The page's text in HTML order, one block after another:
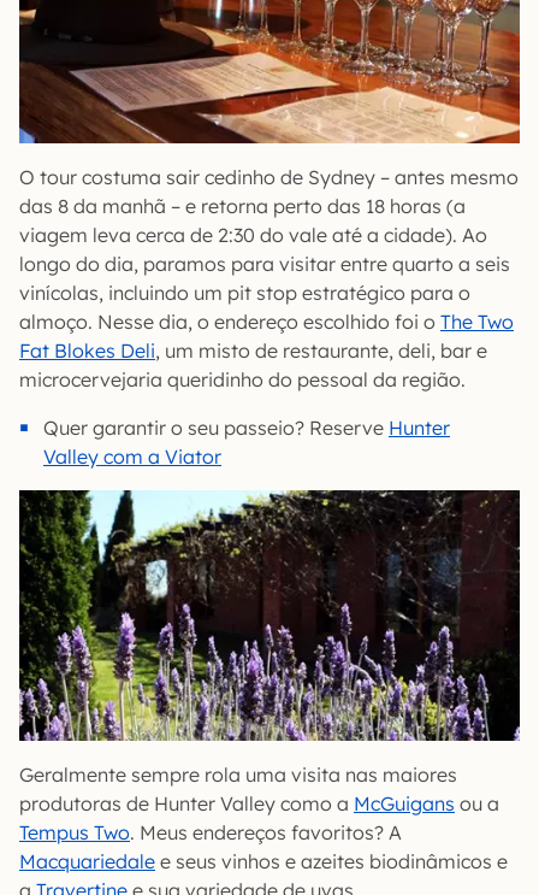
O tour costuma sair cedinho de Sydney – antes mesmo
das 8 da manhã – e retorna perto das 18 horas (a
viagem leva cerca de 2:30 do vale até a cidade). Ao
longo do dia, paramos para visitar entre quarto a seis
vinícolas, incluindo um pit stop estratégico para o
almoço. Nesse dia, o endereço escolhido foi o The Two
Fat Blokes Deli, um misto de restaurante, deli, bar e
microcervejaria queridinho do pessoal da região.
Quer garantir o seu passeio? Reserve Hunter
Valley com a Viator
Geralmente sempre rola uma visita nas maiores
produtoras de Hunter Valley como a McGuigans ou a
Tempus Two. Meus endereços favoritos? A
Macquariedale e seus vinhos e azeites biodinâmicos e
a Travertine e sua variedade de uvas.